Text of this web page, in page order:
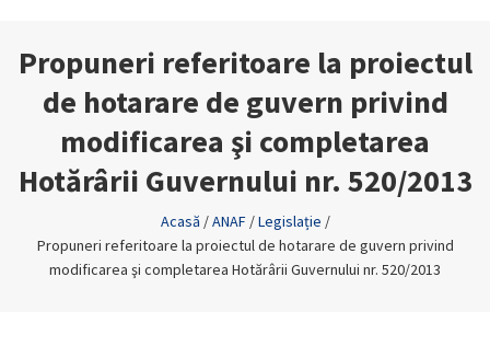
Propuneri referitoare la proiectul
de hotarare de guvern privind
modificarea şi completarea
Hotărârii Guvernului nr. 520/2013
Acasă /ANAF/Legislație /
Propuneri referitoare la proiectul de hotarare de guvern privind
modificarea şi completarea Hotărârii Guvernului nr. 520/2013